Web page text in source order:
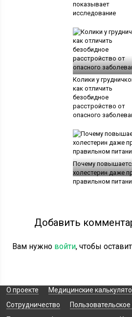
показывает
исследование
Колики у
как отличить
безобидное
расстройство от
опасного
Почему
холестерин даже
правильном
Добавить
Вам нужно войти, чтобы
О проекте
Медицинские
Сотрудничество